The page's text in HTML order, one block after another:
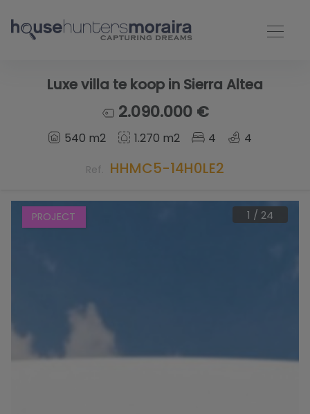
Luxe villa te koop in Sierra Altea
2.090.000 €
540 m2 1.270 m2 4 4
Ref. HHMC5-14H0LE2
PROJECT 1 / 24